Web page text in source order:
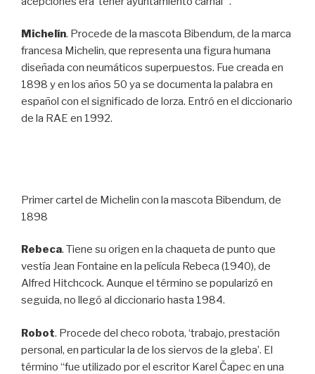
Michelín. Procede de la mascota Bibendum, de la marca
francesa Michelin, que representa una figura humana
diseñada con neumáticos superpuestos. Fue creada en
1898 y en los años 50 ya se documenta la palabra en
español con el significado de lorza. Entró en el diccionario
de la RAE en 1992.
Primer cartel de Michelin con la mascota Bibendum, de
1898
Rebeca. Tiene su origen en la chaqueta de punto que
vestía Jean Fontaine en la película Rebeca (1940), de
Alfred Hitchcock. Aunque el término se popularizó en
seguida, no llegó al diccionario hasta 1984.
Robot. Procede del checo robota, ‘trabajo, prestación
personal, en particular la de los siervos de la gleba’. El
término “fue utilizado por el escritor Karel Čapec en una